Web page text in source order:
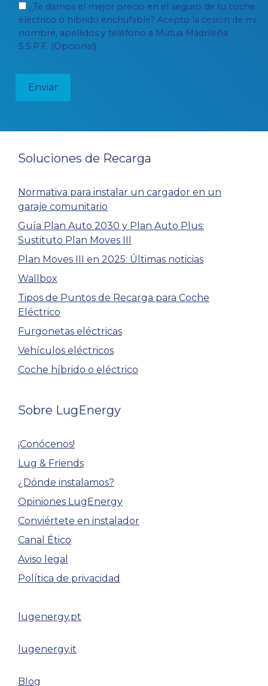
¿Te damos el mejor precio en el seguro de tu coche
eléctrico o híbrido enchufable? Acepto la cesión de mi
nombre, apellidos y teléfono a Mutua Madrileña
S.S.P.F. (Opcional)
Soluciones de Recarga
Normativa para instalar un cargador en un
garaje comunitario
Guía Plan Auto 2030 y Plan Auto Plus:
Sustituto Plan Moves III
Plan Moves III en 2025: Últimas noticias
Wallbox
Tipos de Puntos de Recarga para Coche
Eléctrico
Furgonetas eléctricas
Vehículos eléctricos
Coche híbrido o eléctrico
Sobre LugEnergy
¡Conócenos!
Lug & Friends
¿Dónde instalamos?
Opiniones LugEnergy
Conviértete en instalador
Canal Ético
Aviso legal
Política de privacidad
lugenergy.pt
lugenergy.it
Blog